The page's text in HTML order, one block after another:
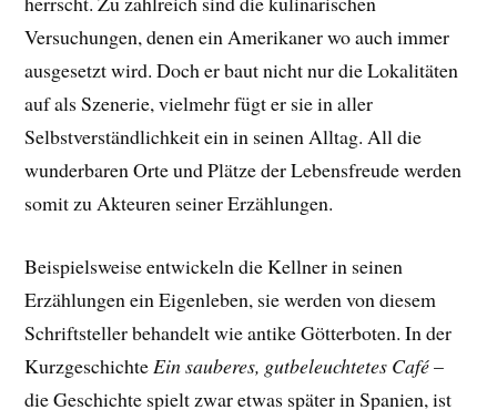
Versuchungen, denen ein Amerikaner wo auch immer
ausgesetzt wird. Doch er baut nicht nur die Lokalitäten
auf als Szenerie, vielmehr fügt er sie in aller
Selbstverständlichkeit ein in seinen Alltag. All die
wunderbaren Orte und Plätze der Lebensfreude werden
somit zu Akteuren seiner Erzählungen.
Beispielsweise entwickeln die Kellner in seinen
Erzählungen ein Eigenleben, sie werden von diesem
Schriftsteller behandelt wie antike Götterboten. In der
KurzgeschichteEin sauberes, gutbeleuchtetes Café–
die Geschichte spielt zwar etwas später in Spanien, ist